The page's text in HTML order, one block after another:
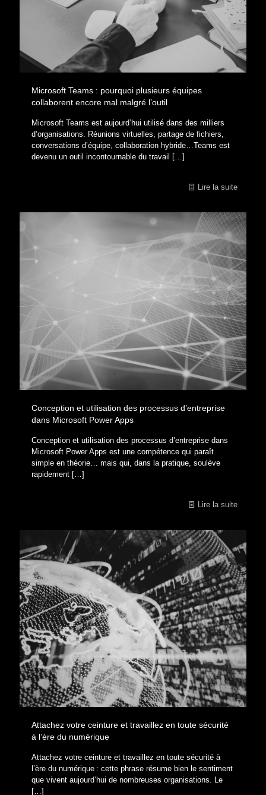
Microsoft Teams : pourquoi plusieurs équipes
collaborent encore mal malgré l’outil
Microsoft Teams est aujourd’hui utilisé dans des milliers
d’organisations. Réunions virtuelles, partage de fichiers,
conversations d’équipe, collaboration hybride…Teams est
devenu un outil incontournable du travail
[…]
Lire la suite
Conception et utilisation des processus d’entreprise
dans Microsoft Power Apps
Conception et utilisation des processus d’entreprise dans
Microsoft Power Apps est une compétence qui paraît
simple en théorie… mais qui, dans la pratique, soulève
rapidement […]
Lire la suite
Attachez votre ceinture et travaillez en toute sécurité
à l’ère du numérique
Attachez votre ceinture et travaillez en toute sécurité à
l’ère du numérique : cette phrase résume bien le sentiment
que vivent aujourd’hui de nombreuses organisations. Le
[…]